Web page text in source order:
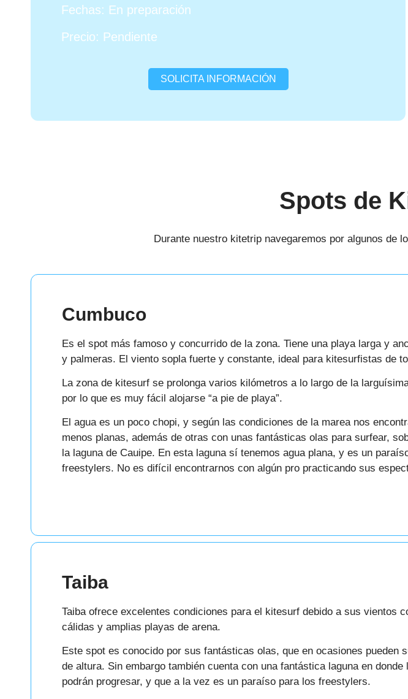
Fechas: En preparación
Precio: Pendiente
SOLICITA INFORMACIÓN
Spots de
Durante nuestro kitetrip navegaremos por algunos de
Cumbuco
Es el spot más famoso y concurrido de la zona. Tiene una playa larga y
y palmeras. El viento sopla fuerte y constante, ideal para kitesurfistas de
La zona de kitesurf se prolonga varios kilómetros a lo largo de la
por lo que es muy fácil alojarse “a pie de playa”.
El agua es un poco chopi, y según las condiciones de la marea nos
menos planas, además de otras con unas fantásticas olas para surfear,
la laguna de Cauipe. En esta laguna sí tenemos agua plana, y es un
freestylers. No es difícil encontrarnos con algún pro practicando sus
Taiba
Taiba ofrece excelentes condiciones para el kitesurf debido a sus vientos
cálidas y amplias playas de arena.
Este spot es conocido por sus fantásticas olas, que en ocasiones pueden
de altura. Sin embargo también cuenta con una fantástica laguna en donde
podrán progresar, y que a la vez es un paraíso para los freestylers.